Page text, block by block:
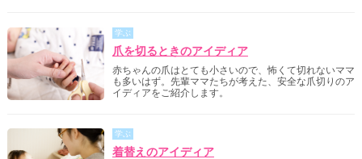
学ぶ
爪を切るときのアイディア
赤ちゃんの爪はとても小さいので、怖くて切れないママ
も多いはず。先輩ママたちが考えた、安全な爪切りのア
イディアをご紹介します。
学ぶ
着替えのアイディア